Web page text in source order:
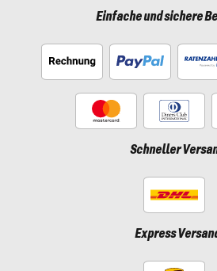
Einfache und sichere
Schneller
Express